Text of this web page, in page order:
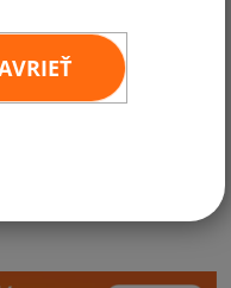
alebo napriklad u
sú naozaj odolné a na
a pätiek. Stačí teda len
telo stožiaru. Návody na
o stožiaroch.